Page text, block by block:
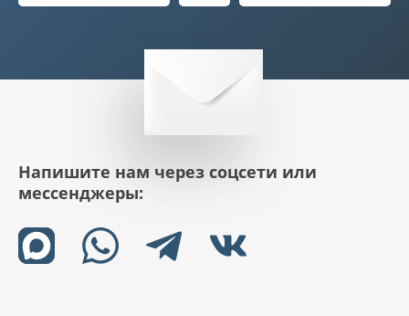
Напишите нам через соцсети или
мессенджеры: